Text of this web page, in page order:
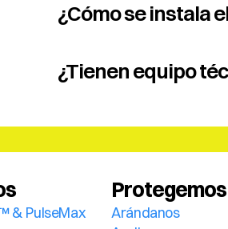
¿Cómo se instala
¿Tienen equipo
& PulseMax
Protegemos
Arándanos